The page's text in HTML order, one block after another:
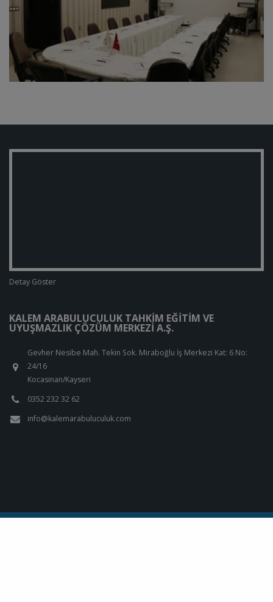
Detay Göster
KALEM ARABULUCULUK TAHKIM EĞITIM VE
UYUŞMAZLIK ÇÖZÜM MERKEZI A.Ş.
Gevher Nesibe Mah. Tekin Sok. Miraboğlu İş Merkezi Kat: 6 No:
24/16
Kocasinan/Kayseri
0352 232 32 62
info@kalemarabuluculuk.com